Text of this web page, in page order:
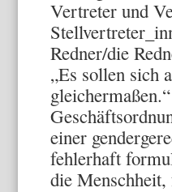
Vertreter und
Redner/die
„Es sollen sich
einer
fehlerhaft
die